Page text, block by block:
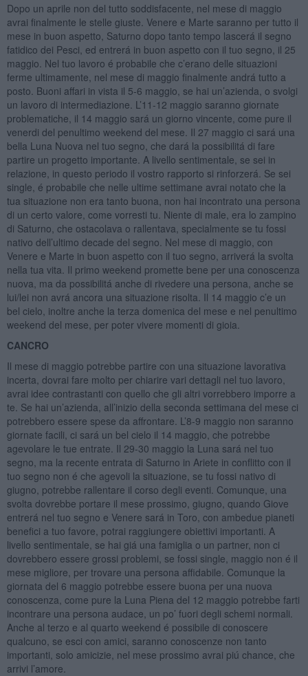
Dopo un aprile non del tutto soddisfacente, nel mese di maggio
avrai finalmente le stelle giuste. Venere e Marte saranno per tutto il
mese in buon aspetto, Saturno dopo tanto tempo lascerá il segno
fatidico dei Pesci, ed entrerá in buon aspetto con il tuo segno, il 25
maggio. Nel tuo lavoro é probabile che c’erano delle situazioni
ferme ultimamente, nel mese di maggio finalmente andrá tutto a
posto. Buoni affari in vista il 5-6 maggio, se hai un’azienda, o svolgi
un lavoro di intermediazione. L’11-12 maggio saranno giornate
problematiche, il 14 maggio sará un giorno vincente, come pure il
venerdi del penultimo weekend del mese. Il 27 maggio ci sará una
bella Luna Nuova nel tuo segno, che dará la possibilitá di fare
partire un progetto importante. A livello sentimentale, se sei in
relazione, in questo periodo il vostro rapporto si rinforzerá. Se sei
single, é probabile che nelle ultime settimane avrai notato che la
tua situazione non era tanto buona, non hai incontrato una persona
di un certo valore, come vorresti tu. Niente di male, era lo zampino
di Saturno, che ostacolava o rallentava, specialmente se tu fossi
nativo dell’ultimo decade del segno. Nel mese di maggio, con
Venere e Marte in buon aspetto con il tuo segno, arriverá la svolta
nella tua vita. Il primo weekend promette bene per una conoscenza
nuova, ma da possibilitá anche di rivedere una persona, anche se
lui/lei non avrá ancora una situazione risolta. Il 14 maggio c’e un
bel cielo, inoltre anche la terza domenica del mese e nel penultimo
weekend del mese, per poter vivere momenti di gioia.
CANCRO
Il mese di maggio potrebbe partire con una situazione lavorativa
incerta, dovrai fare molto per chiarire vari dettagli nel tuo lavoro,
avrai idee contrastanti con quello che gli altri vorrebbero imporre a
te. Se hai un’azienda, all’inizio della seconda settimana del mese ci
potrebbero essere spese da affrontare. L’8-9 maggio non saranno
giornate facili, ci sará un bel cielo il 14 maggio, che potrebbe
agevolare le tue entrate. Il 29-30 maggio la Luna sará nel tuo
segno, ma la recente entrata di Saturno in Ariete in conflitto con il
tuo segno non é che agevoli la situazione, se tu fossi nativo di
giugno, potrebbe rallentare il corso degli eventi. Comunque, una
svolta dovrebbe portare il mese prossimo, giugno, quando Giove
entrerá nel tuo segno e Venere sará in Toro, con ambedue pianeti
benefici a tuo favore, potrai raggiungere obiettivi importanti. A
livello sentimentale, se hai giá una famiglia o un partner, non ci
dovrebbero essere grossi problemi, se fossi single, maggio non é il
mese migliore, per trovare una persona affidabile. Comunque la
giornata del 6 maggio potrebbe essere buona per una nuova
conoscenza, come pure la Luna Piena del 12 maggio potrebbe farti
incontrare una persona audace, un po’ fuori degli schemi normali.
Anche al terzo e al quarto weekend é possibile di conoscere
qualcuno, se esci con amici, saranno conoscenze non tanto
importanti, solo amicizie, nel mese prossimo avrai piú chance, che
arrivi l’amore.